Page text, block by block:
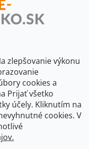
zlepšovanie výkonu
cookies a
Prijať všetko
účely. Kliknutím na
cookies. V
ochrany osobných
za účelom
VKÚ Mapy Harmanec